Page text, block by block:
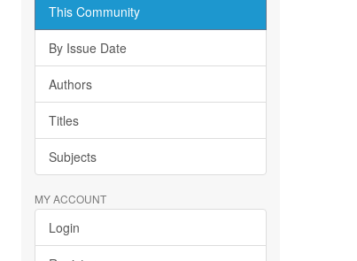
This Community
By Issue Date
Authors
Titles
Subjects
MY ACCOUNT
Login